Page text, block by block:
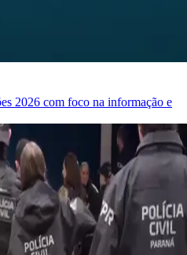
2026 com foco na informação e